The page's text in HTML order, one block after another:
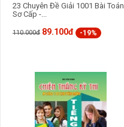
23 Chuyên Đề Giải 1001 Bài Toán
Sơ Cấp -...
110.000đ 89.100đ -19%